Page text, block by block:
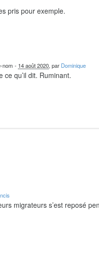
pris pour exemple.
nom - 14 août 2020, par Dominique
ce qu’il dit. Ruminant.
migrateurs s’est reposé